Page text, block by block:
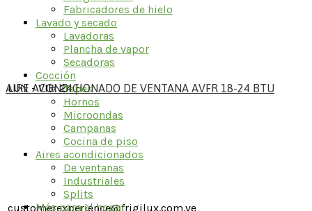
LUN - VIE: 24 H
customerexperience@frigilux.com.ve
Fabricadores de hielo
Lavado y secado
Lavadoras
Plancha de vapor
Secadoras
Cocción
Topes
Hornos
Microondas
Campanas
Cocina de piso
Aires acondicionados
De ventanas
Industriales
Splits
Más para el hogar
AIRE ACONDICIONADO DE VENTANA AVFR 18-24 BTU